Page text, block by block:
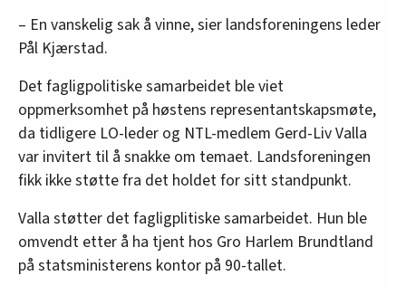
– En vanskelig sak å vinne, sier landsforeningens leder
Pål Kjærstad.
Det fagligpolitiske samarbeidet ble viet
oppmerksomhet på høstens representantskapsmøte,
da tidligere LO-leder og NTL-medlem Gerd-Liv Valla
var invitert til å snakke om temaet. Landsforeningen
fikk ikke støtte fra det holdet for sitt standpunkt.
Valla støtter det fagligplitiske samarbeidet. Hun ble
omvendt etter å ha tjent hos Gro Harlem Brundtland
på statsministerens kontor på 90-tallet.